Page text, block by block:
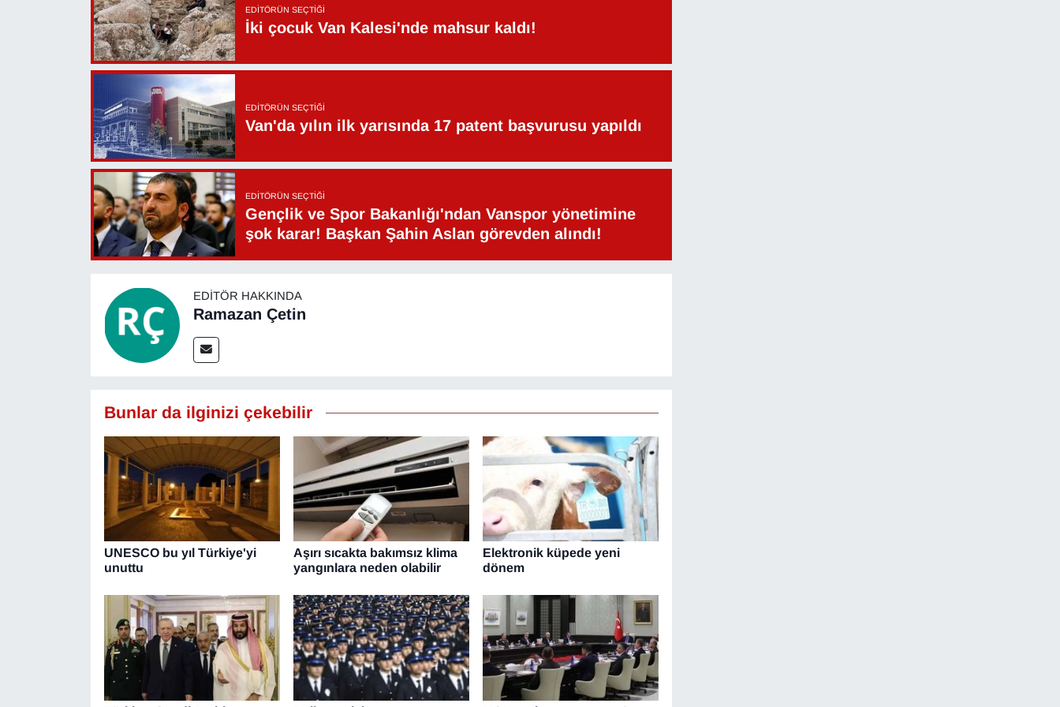
EDITÖRÜN SEÇTIĞI
İki çocuk Van Kalesi'nde mahsur kaldı!
EDITÖRÜN SEÇTIĞI
Van'da yılın ilk yarısında 17 patent başvurusu yapıldı
EDITÖRÜN SEÇTIĞI
Gençlik ve Spor Bakanlığı'ndan Vanspor yönetimine
şok karar! Başkan Şahin Aslan görevden alındı!
EDITÖR HAKKINDA
Ramazan Çetin
Bunlar da ilginizi çekebilir
UNESCO bu yıl Türkiye'yi
unuttu
Aşırı sıcakta bakımsız klima
yangınlara neden olabilir
Elektronik küpede yeni
dönem